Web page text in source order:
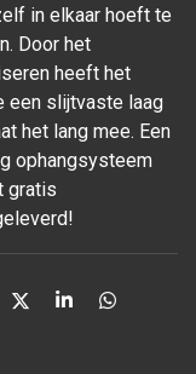
in elkaar hoeft te
Door het
heeft het
een slijtvaste laag
het lang mee. Een
ophangsysteem
gratis
D
S
D